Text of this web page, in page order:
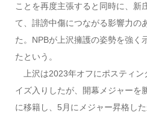
ことを再度主張すると同時に、新
て、誹謗中傷につながる影響力の
た。NPBが上沢擁護の姿勢を強く
たという。
上沢は2023年オフにポスティン
イズ入りしたが、開幕メジャーを
に移籍し、5月にメジャー昇格し